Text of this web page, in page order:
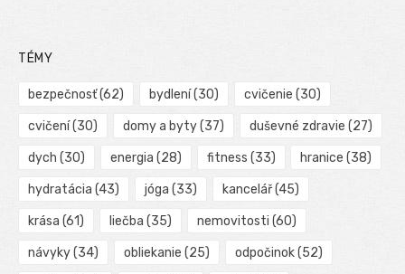
TÉMY
bezpečnosť(62) bydlení(30) cvičenie (30)
cvičení(30) domy a byty(37) duševné zdravie (27)
dych (30) energia (28) fitness (33) hranice (38)
hydratácia (43) jóga (33) kancelář(45)
krása (61) liečba (35) nemovitosti (60)
návyky(34) obliekanie (25) odpočinok(52)